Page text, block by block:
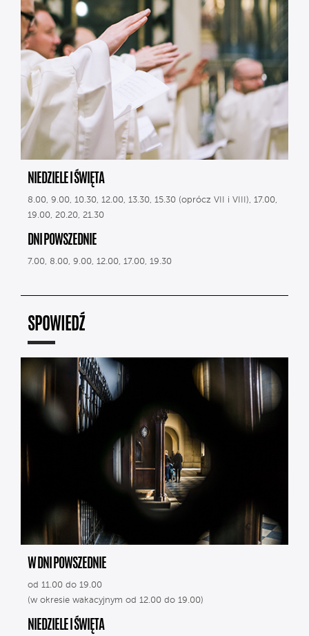
NIEDZIELE I ŚWIĘTA
8.00, 9.00, 10.30, 12.00, 13.30, 15.30 (oprócz VII i VIII), 17.00,
19.00, 20.20, 21.30
DNI POWSZEDNIE
7.00, 8.00, 9.00, 12.00, 17.00, 19.30
SPOWIEDŹ
W DNI POWSZEDNIE
od 11.00 do 19.00
(w okresie wakacyjnym od 12.00 do 19.00)
NIEDZIELE I ŚWIĘTA